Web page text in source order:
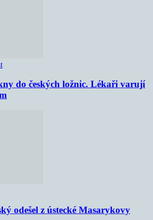
do českých ložnic. Lékaři varují
odešel z ústecké Masarykovy